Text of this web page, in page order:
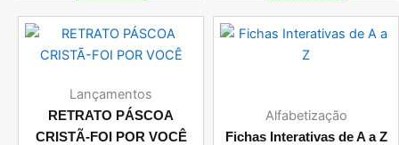
Lançamentos
RETRATO PÁSCOA
CRISTÃ-FOI POR VOCÊ
Alfabetização
Fichas Interativas de A a Z